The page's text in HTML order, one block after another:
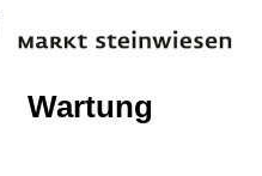
Wartung